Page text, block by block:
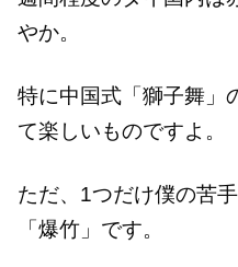
やか。
特に中国式「獅子舞」
て楽しいものですよ。
ただ、1つだけ僕の苦
「爆竹」です。